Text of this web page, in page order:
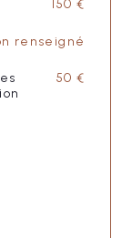
150 €
renseigné
50 €